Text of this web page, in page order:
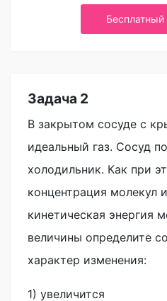
Бесплатный
Задача 2
В закрытом сосуде с
идеальный газ. Сосуд
холодильник. Как при
концентрация молекул
кинетическая энергия
величины определите
характер изменения:
1) увеличится